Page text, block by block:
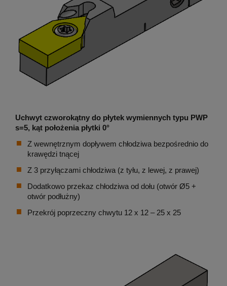
Uchwyt czworokątny do płytek wymiennych typu PWP
s=5, kąt położenia płytki 0°
Z wewnętrznym dopływem chłodziwa bezpośrednio do
krawędzi tnącej
Z 3 przyłączami chłodziwa (z tyłu, z lewej, z prawej)
Dodatkowo przekaz chłodziwa od dołu (otwór Ø5 +
otwór podłużny)
Przekrój poprzeczny chwytu 12 x 12 – 25 x 25